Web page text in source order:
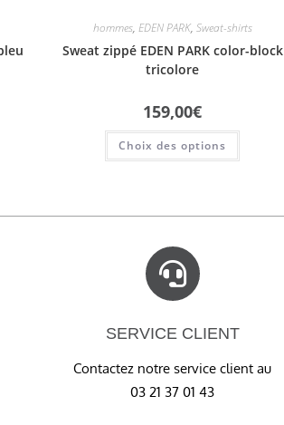
hommes, EDEN PARK, Sweat-shirts
Sweat zippé EDEN PARK color-block
tricolore
159,00€
Choix des options
SERVICE CLIENT
Contactez notre service client au
03 21 37 01 43